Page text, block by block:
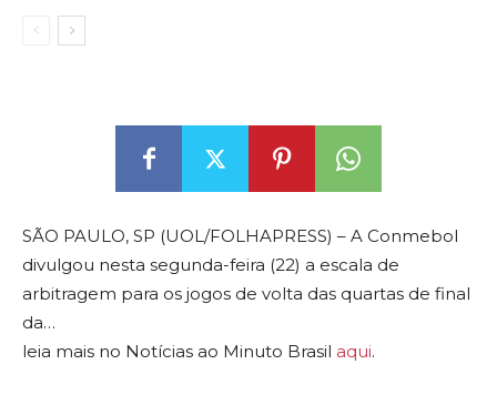
SÃO PAULO, SP (UOL/FOLHAPRESS) – A Conmebol
divulgou nesta segunda-feira (22) a escala de
arbitragem para os jogos de volta das quartas de final
da…
leia mais no Notícias ao Minuto Brasil aqui.